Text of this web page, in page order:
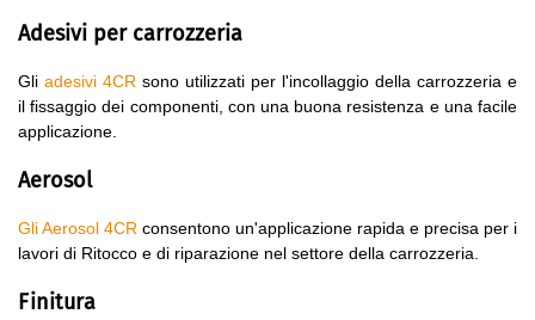
Adesivi per carrozzeria
Gli adesivi 4CR sono utilizzati per l'incollaggio della carrozzeria e
il fissaggio dei componenti, con una buona resistenza e una facile
applicazione.
Aerosol
Gli Aerosol 4CR consentono un'applicazione rapida e precisa per i
lavori di Ritocco e di riparazione nel settore della carrozzeria.
Finitura